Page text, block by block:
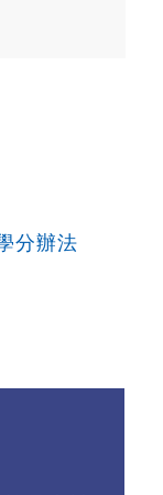
分辦法